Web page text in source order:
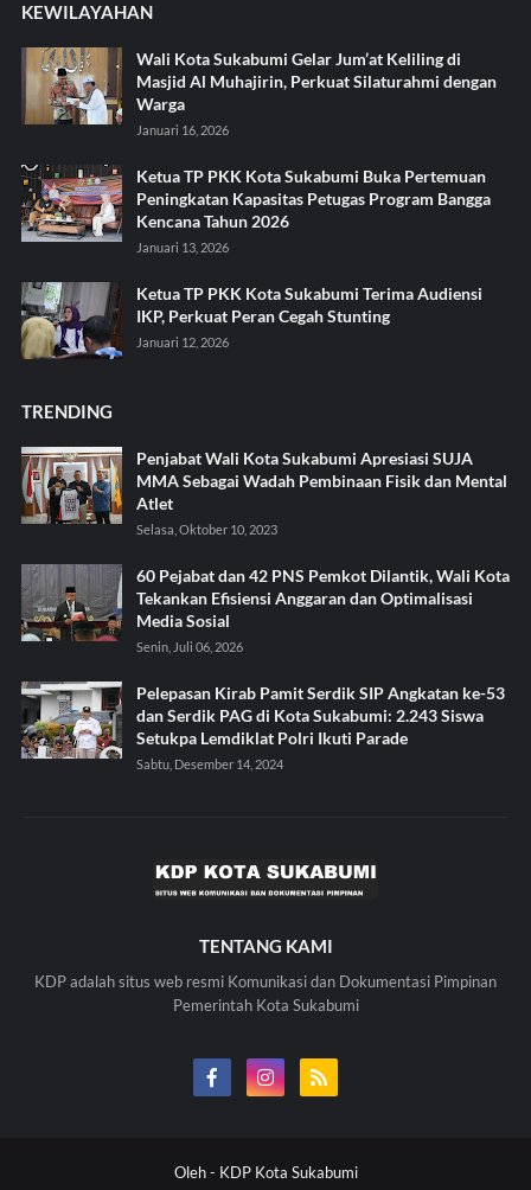
KEWILAYAHAN
Wali Kota Sukabumi Gelar Jum’at Keliling di
Masjid Al Muhajirin, Perkuat Silaturahmi dengan
Warga
Januari 16, 2026
Ketua TP PKK Kota Sukabumi Buka Pertemuan
Peningkatan Kapasitas Petugas Program Bangga
Kencana Tahun 2026
Januari 13, 2026
Ketua TP PKK Kota Sukabumi Terima Audiensi
IKP, Perkuat Peran Cegah Stunting
Januari 12, 2026
TRENDING
Penjabat Wali Kota Sukabumi Apresiasi SUJA
MMA Sebagai Wadah Pembinaan Fisik dan Mental
Atlet
Selasa, Oktober 10, 2023
60 Pejabat dan 42 PNS Pemkot Dilantik, Wali Kota
Tekankan Efisiensi Anggaran dan Optimalisasi
Media Sosial
Senin, Juli 06, 2026
Pelepasan Kirab Pamit Serdik SIP Angkatan ke-53
dan Serdik PAG di Kota Sukabumi: 2.243 Siswa
Setukpa Lemdiklat Polri Ikuti Parade
Sabtu, Desember 14, 2024
TENTANG KAMI
KDP adalah situs web resmi Komunikasi dan Dokumentasi Pimpinan
Pemerintah Kota Sukabumi
Oleh - KDP Kota Sukabumi